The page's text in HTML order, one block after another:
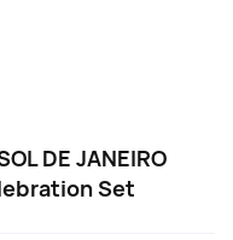
DE JANEIRO
Set